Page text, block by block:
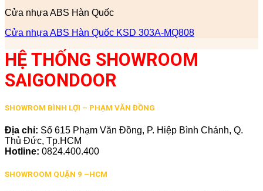
Cửa nhựa ABS Hàn Quốc
Cửa nhựa ABS Hàn Quốc KSD 303A-MQ808
HỆ THỐNG SHOWROOM
SAIGONDOOR
SHOWROM BÌNH LỢI – PHẠM VĂN ĐỒNG
Địa chỉ: Số 615 Phạm Văn Đồng, P. Hiệp Bình Chánh, Q.
Thủ Đức, Tp.HCM
Hotline: 0824.400.400
SHOWROOM QUẬN 9 –HCM